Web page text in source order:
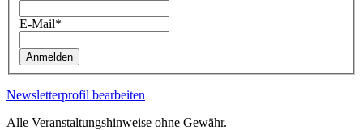
E-Mail*
Anmelden
Newsletterprofil bearbeiten
Alle Veranstaltungshinweise ohne Gewähr.